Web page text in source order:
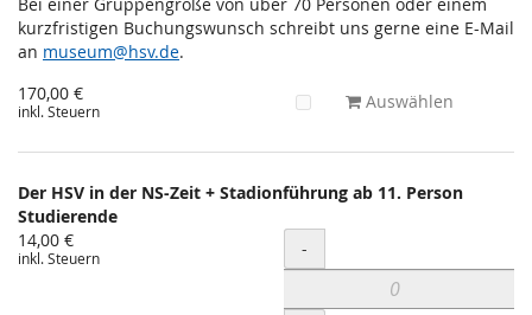
kurzfristigen Buchungswunsch schreibt uns gerne eine E-Mail
an museum@hsv.de.
170,00 €
inkl. Steuern Auswählen
Der HSV in der NS-Zeit + Stadionführung ab 11. Person
Studierende
14,00 €
inkl. Steuern Menge
-